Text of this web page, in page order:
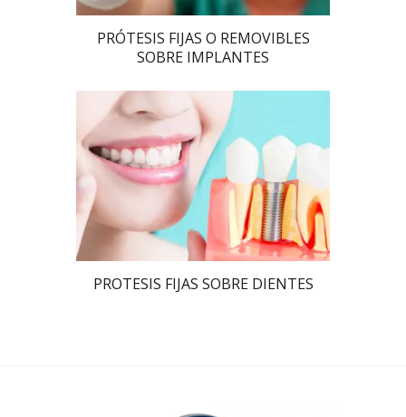
PRÓTESIS FIJAS O REMOVIBLES
SOBRE IMPLANTES
PROTESIS FIJAS SOBRE DIENTES